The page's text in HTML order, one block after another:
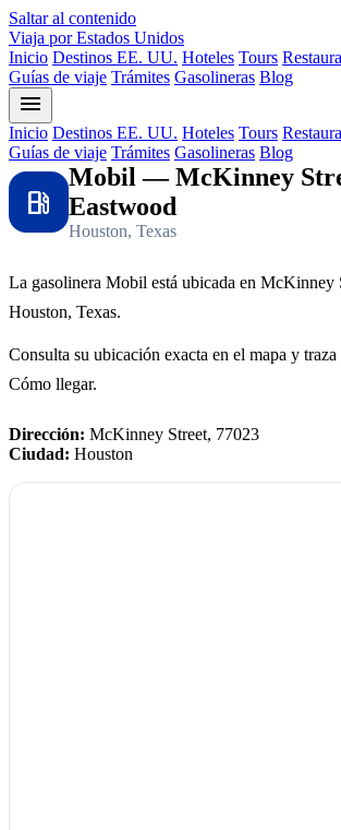
Saltar al contenido
Viaja por Estados Unidos
Inicio Destinos EE. UU. Hoteles Tours
Guías de viaje Trámites Gasolineras Blog
menu
Inicio Destinos EE. UU. Hoteles Tours
Guías de viaje Trámites Gasolineras Blog
local_gas_station
Mobil — McKinney
Eastwood
Houston, Texas
La gasolinera Mobil está ubicada en McKinney
Houston, Texas.
Consulta su ubicación exacta en el mapa y
Cómo llegar.
Dirección: McKinney Street, 77023
Ciudad: Houston